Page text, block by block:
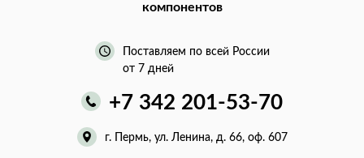
компонентов
Поставляем по всей России
от 7 дней
+7 342 201-53-70
г. Пермь, ул. Ленина, д. 66, оф. 607